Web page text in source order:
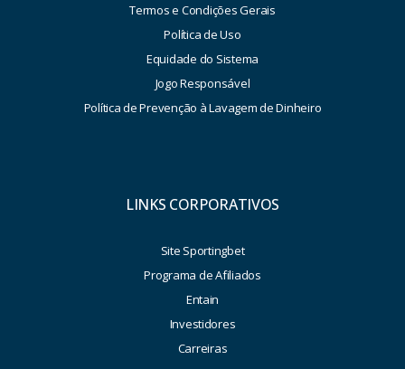
Termos e Condições Gerais
Política de Uso
Equidade do Sistema
Jogo Responsável
Política de Prevenção à Lavagem de Dinheiro
LINKS CORPORATIVOS
Site Sportingbet
Programa de Afiliados
Entain
Investidores
Carreiras